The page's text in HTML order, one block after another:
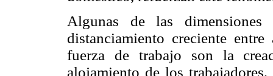
Algunas de las
distanciamiento creciente
fuerza de trabajo son la
alojamiento de los